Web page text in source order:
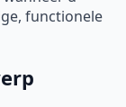
functionele